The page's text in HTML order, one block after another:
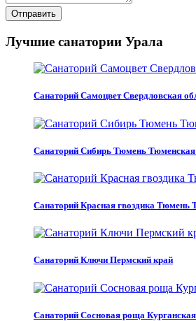
Отправить
Лучшие санатории Урала
Санаторий Самоцвет Свердловская
Санаторий Сибирь Тюмень Тюменская
Санаторий Красная гвоздика Тюмень
Санаторий Ключи Пермский край
Санаторий Сосновая роща